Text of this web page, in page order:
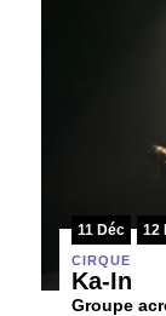
11 Déc 12
CIRQUE
Ka-In
Groupe